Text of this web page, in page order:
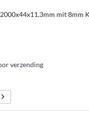
mit 8mm
verzending